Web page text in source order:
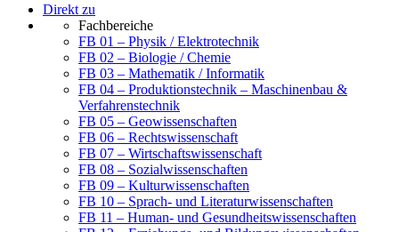
Direkt zu
Fachbereiche
FB 01 – Physik / Elektrotechnik
FB 02 – Biologie / Chemie
FB 03 – Mathematik / Informatik
FB 04 – Produktionstechnik – Maschinenbau &
Verfahrenstechnik
FB 05 – Geowissenschaften
FB 06 – Rechtswissenschaft
FB 07 – Wirtschaftswissenschaft
FB 08 – Sozialwissenschaften
FB 09 – Kulturwissenschaften
FB 10 – Sprach- und Literaturwissenschaften
FB 11 – Human- und Gesundheitswissenschaften